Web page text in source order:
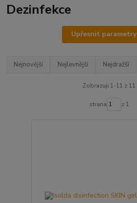
Dezinfekce
Upřesnit parametry
Nejnovější Nejlevnější Nejdražší
Zobrazuji 1-11 z 11
strana z 1